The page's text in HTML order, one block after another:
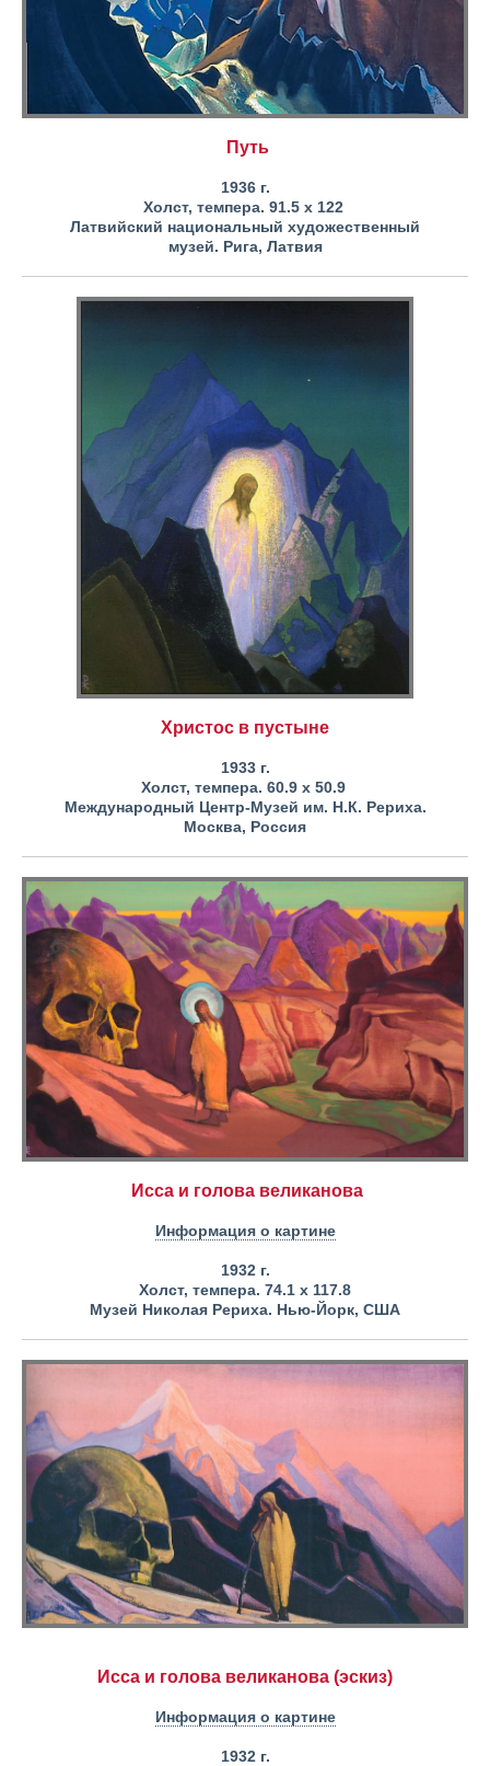
Путь
1936 г.
Холст, темпера. 91.5 x 122
Латвийский национальный художественный
музей. Рига, Латвия
Христос в пустыне
1933 г.
Холст, темпера. 60.9 х 50.9
Международный Центр-Музей им. Н.К. Рериха.
Москва, Россия
Исса и голова великанова
Информация о картине
1932 г.
Холст, темпера. 74.1 x 117.8
Музей Николая Рериха. Нью-Йорк, США
Исса и голова великанова (эскиз)
Информация о картине
1932 г.